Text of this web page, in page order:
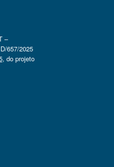
–
657/2025
, do projeto